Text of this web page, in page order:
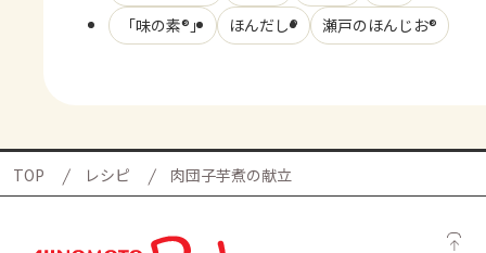
「味の素®」
ほんだし® 瀬戸のほんじお®
TOP レシピ 肉団子芋煮の献立